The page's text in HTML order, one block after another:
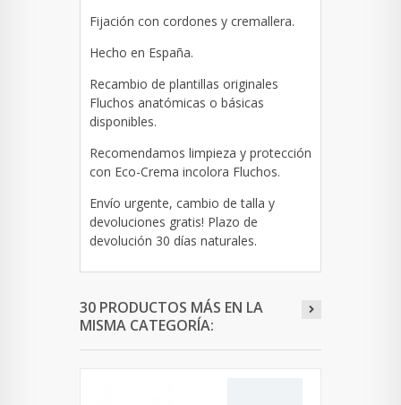
Fijación con cordones y cremallera.
Hecho en España.
Recambio de plantillas originales
Fluchos anatómicas o básicas
disponibles.
Recomendamos limpieza y protección
con Eco-Crema incolora Fluchos.
Envío urgente, cambio de talla y
devoluciones gratis! Plazo de
devolución 30 días naturales.
30 PRODUCTOS MÁS EN LA
MISMA CATEGORÍA: